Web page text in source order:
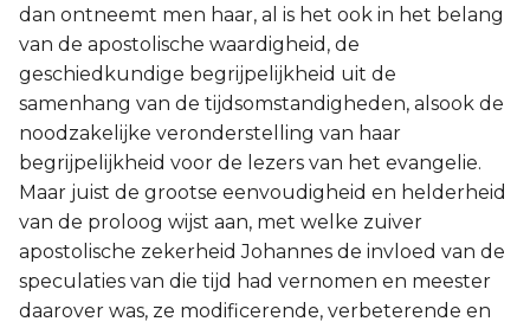
dan ontneemt men haar, al is het ook in het belang
van de apostolische waardigheid, de
geschiedkundige begrijpelijkheid uit de
samenhang van de tijdsomstandigheden, alsook de
noodzakelijke veronderstelling van haar
begrijpelijkheid voor de lezers van het evangelie.
Maar juist de grootse eenvoudigheid en helderheid
van de proloog wijst aan, met welke zuiver
apostolische zekerheid Johannes de invloed van de
speculaties van die tijd had vernomen en meester
daarover was, ze modificerende, verbeterende en